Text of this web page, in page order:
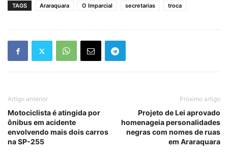
TAGS Araraquara O Imparcial secretarias troca
Artigo anterior
Motociclista é atingida por
ônibus em acidente
envolvendo mais dois carros
na SP-255
Próximo artigo
Projeto de Lei aprovado
homenageia personalidades
negras com nomes de ruas
em Araraquara